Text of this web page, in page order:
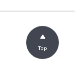
Top